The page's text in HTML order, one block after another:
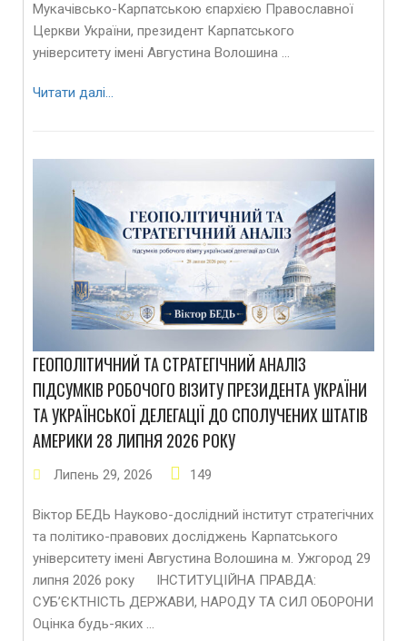
Мукачівсько-Карпатською єпархією Православної
Церкви України, президент Карпатського
університету імені Августина Волошина …
Читати далі…
ГЕОПОЛІТИЧНИЙ ТА СТРАТЕГІЧНИЙ АНАЛІЗ
ПІДСУМКІВ РОБОЧОГО ВІЗИТУ ПРЕЗИДЕНТА УКРАЇНИ
ТА УКРАЇНСЬКОЇ ДЕЛЕГАЦІЇ ДО СПОЛУЧЕНИХ ШТАТІВ
АМЕРИКИ 28 ЛИПНЯ 2026 РОКУ
Липень 29, 2026 149
Віктор БЕДЬ Науково-дослідний інститут стратегічних
та політико-правових досліджень Карпатського
університету імені Августина Волошина м. Ужгород 29
липня 2026 року ІНСТИТУЦІЙНА ПРАВДА:
СУБ’ЄКТНІСТЬ ДЕРЖАВИ, НАРОДУ ТА СИЛ ОБОРОНИ
Оцінка будь-яких …